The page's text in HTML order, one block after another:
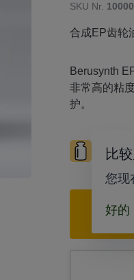
SKU Nr.
合成EP齿轮
Berusynth
非常高的粘
护。
高负荷
比
您现
好的